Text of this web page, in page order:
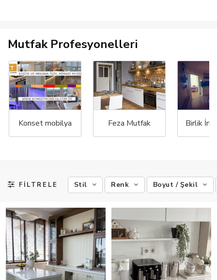
Mutfak Profesyonelleri
Konset mobilya Feza Mutfak
FİLTRELE Stil Renk Boyut / Şekil